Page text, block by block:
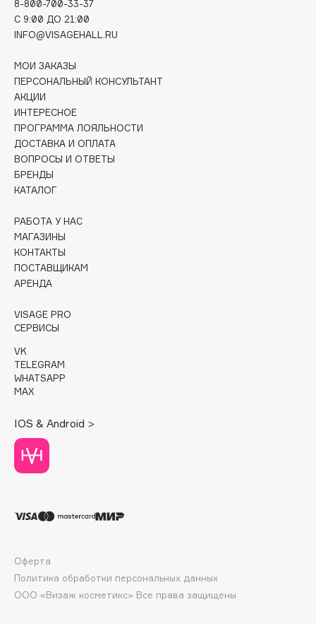
Dessange
Divage
Dolomit
Dorco
DP Daily Perfection
Dr. Vranjes Firenze
Dr.Althea
DSD de Luxe
Dyson
E
Eat My
Ecolatier
Ecotools
Eigshow
Elemis
Elian Russia
Ella Bartsueva Brushes
Enough
8-800-700-33-37
C 9:00 ДО 21:00
INFO@VISAGEHALL.RU
МОИ ЗАКАЗЫ
ПЕРСОНАЛЬНЫЙ КОНСУЛЬТАНТ
АКЦИИ
ИНТЕРЕСНОЕ
ПРОГРАММА ЛОЯЛЬНОСТИ
ДОСТАВКА И ОПЛАТА
ВОПРОСЫ И ОТВЕТЫ
БРЕНДЫ
КАТАЛОГ
РАБОТА У НАС
МАГАЗИНЫ
КОНТАКТЫ
ПОСТАВЩИКАМ
АРЕНДА
VISAGE PRO
СЕРВИСЫ
VK
TELEGRAM
WHATSAPP
MAX
IOS & Android >
ООО «Визаж косметикс» Все права защищены
Оферта
Политика обработки персональных данных